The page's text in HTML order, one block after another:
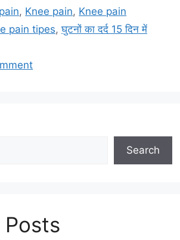
, Knee pain, Knee pain
pain tipes,घुटनों का दर्द 15 दिन में
Search
Posts